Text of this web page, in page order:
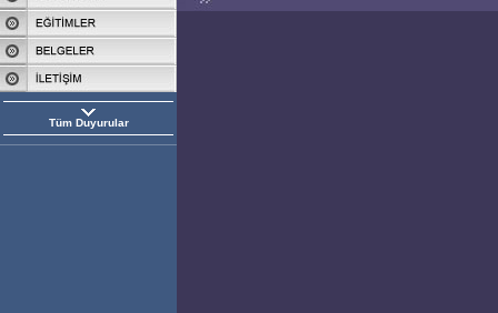
Tüm Duyurular